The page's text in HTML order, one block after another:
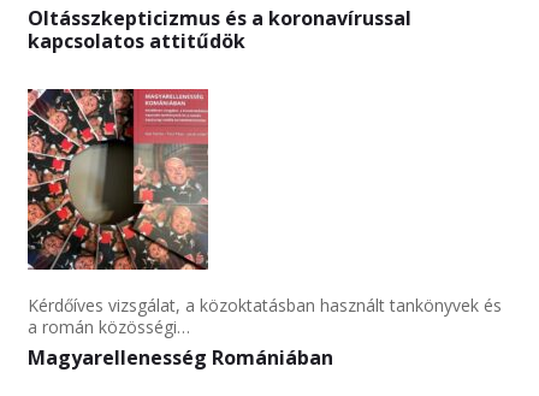
Oltásszkepticizmus és a koronavírussal
kapcsolatos attitűdök
Magyarellenesség Romániában
Kérdőíves vizsgálat, a közoktatásban használt tankönyvek és
a román közösségi…